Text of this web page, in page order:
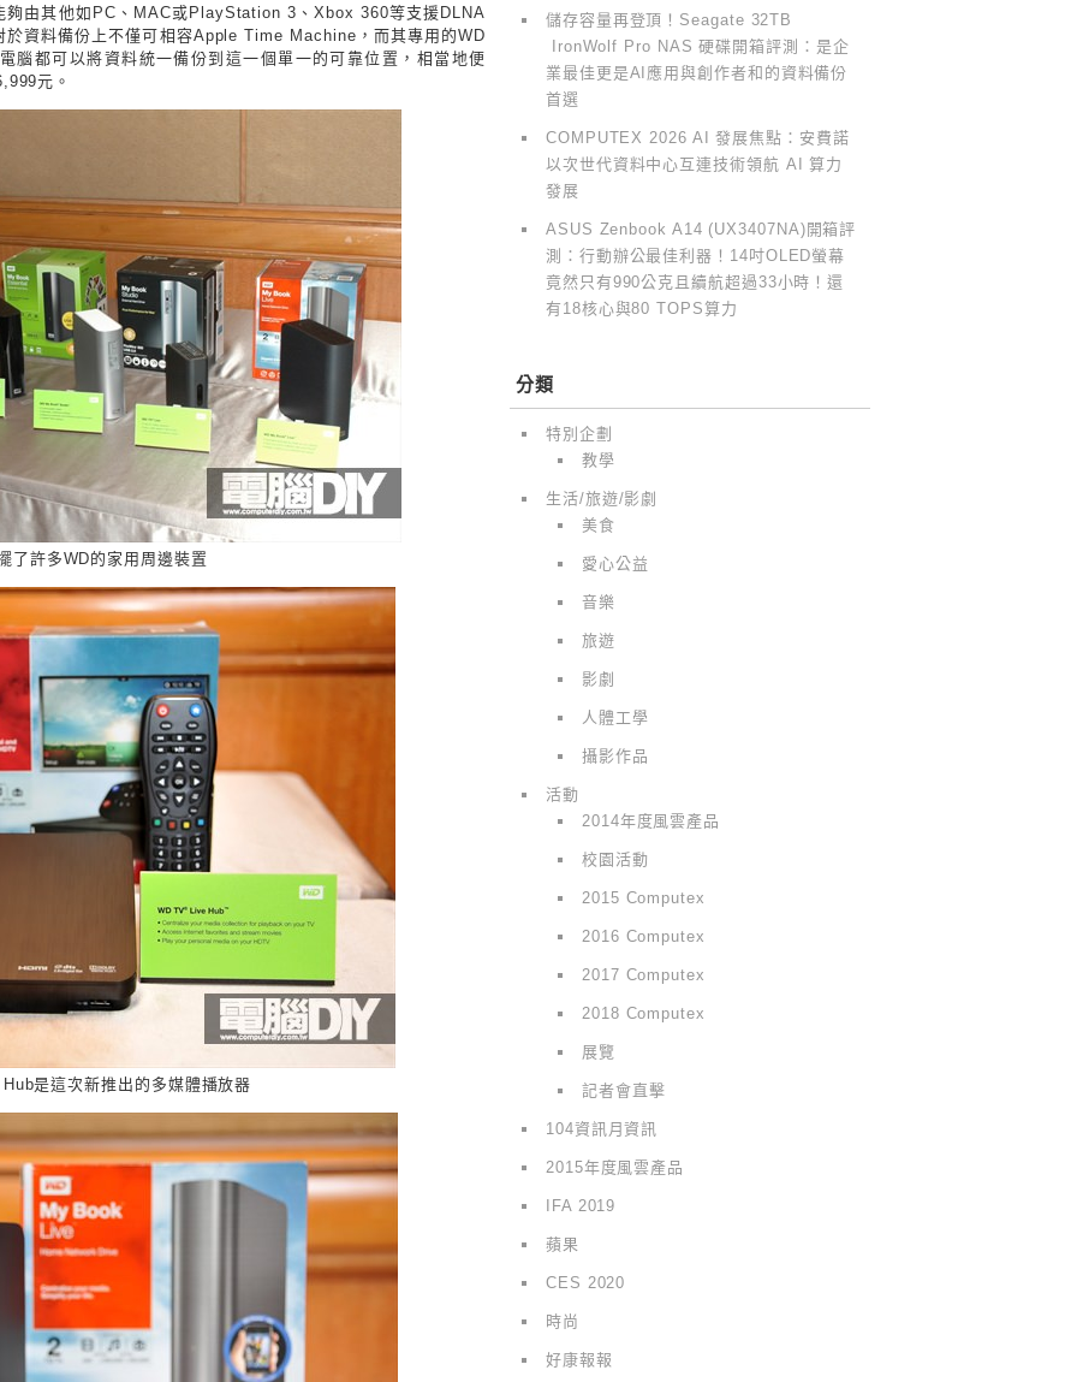
夠由其他如PC、MAC或PlayStation 3、Xbox 360等支援DLNA
資料備份上不僅可相容Apple Time Machine，而其專用的WD
腦都可以將資料統一備份到這一個單一的可靠位置，相當地便
元。
了許多WD的家用周邊裝置
是這次新推出的多媒體播放器
儲存容量再登頂！Seagate 32TB
IronWolf Pro NAS 硬碟開箱評測：是企
業最佳更是AI應用與創作者和的資料備份
首選
COMPUTEX 2026 AI 發展焦點：安費諾
以次世代資料中心互連技術領航 AI 算力
發展
ASUS Zenbook A14 (UX3407NA)開箱評
測：行動辦公最佳利器！14吋OLED螢幕
竟然只有990公克且續航超過33小時！還
有18核心與80 TOPS算力
分類
特別企劃
教學
生活/旅遊/影劇
美食
愛心公益
音樂
旅遊
影劇
人體工學
攝影作品
活動
2014年度風雲產品
校園活動
2015 Computex
2016 Computex
2017 Computex
2018 Computex
展覽
記者會直擊
104資訊月資訊
2015年度風雲產品
IFA 2019
蘋果
CES 2020
時尚
好康報報